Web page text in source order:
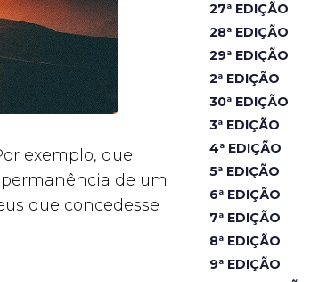
exemplo, que
de um
que concedesse
27ª EDIÇÃO
28ª EDIÇÃO
29ª EDIÇÃO
2ª EDIÇÃO
30ª EDIÇÃO
3ª EDIÇÃO
4ª EDIÇÃO
5ª EDIÇÃO
6ª EDIÇÃO
7ª EDIÇÃO
8ª EDIÇÃO
9ª EDIÇÃO